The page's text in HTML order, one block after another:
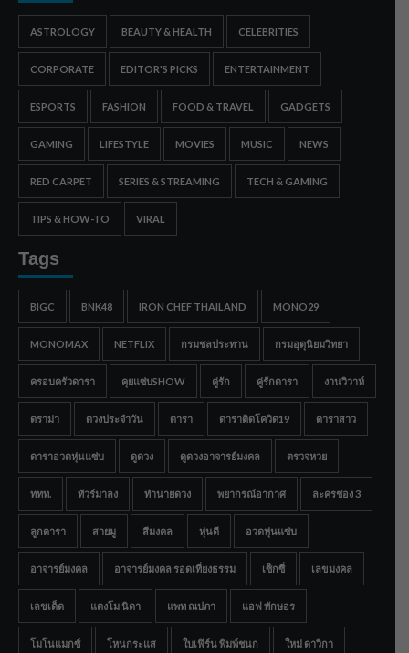
ASTROLOGY BEAUTY & HEALTH CELEBRITIES
CORPORATE EDITOR'S PICKS ENTERTAINMENT
ESPORTS FASHION FOOD & TRAVEL GADGETS
GAMING LIFESTYLE MOVIES MUSIC NEWS
RED CARPET SERIES & STREAMING TECH & GAMING
TIPS & HOW-TO VIRAL
Tags
BIGC BNK48 IRON CHEF THAILAND MONO29
MONOMAX NETFLIX กรมชลประทาน กรมอุตุนิยมวิทยา
ครอบครัวดารา คุยแซ่บSHOW คู่รัก คู่รักดารา งานวิวาห์
ดราม่า ดวงประจำวัน ดารา ดาราติดโควิด19 ดาราสาว
ดาราอวดหุ่นแซ่บ ดูดวง ดูดวงอาจารย์มงคล ตรวจหวย
ททท. ทัวร์มาลง ทำนายดวง พยากรณ์อากาศ ละครช่อง 3
ลูกดารา สายมู สีมงคล หุ่นดี อวดหุ่นแซ่บ
อาจารย์มงคล อาจารย์มงคล รอดเที่ยงธรรม เซ็กซี่ เลขมงคล
เลขเด็ด แตงโม นิดา แพท ณปภา แอฟ ทักษอร
โมโนแมกซ์ โหนกระแส ใบเฟิร์น พิมพ์ชนก ใหม่ ดาวิกา